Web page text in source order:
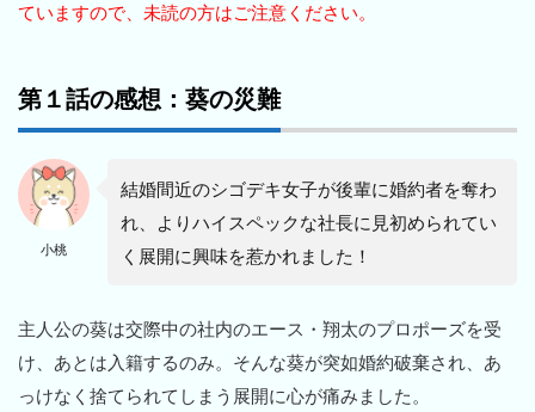
ていますので、未読の方はご注意ください。
第１話の感想：葵の災難
小桃
結婚間近のシゴデキ女子が後輩に婚約者を奪わ
れ、よりハイスペックな社長に見初められてい
く展開に興味を惹かれました！
主人公の葵は交際中の社内のエース・翔太のプロポーズを受
け、あとは入籍するのみ。そんな葵が突如婚約破棄され、あ
っけなく捨てられてしまう展開に心が痛みました。